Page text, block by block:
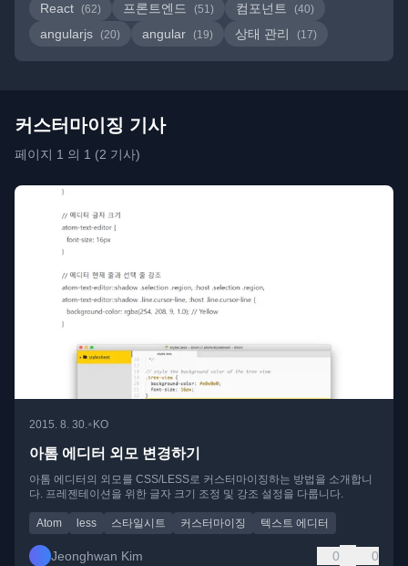
React (62) 프론트엔드 (51) 컴포넌트 (40)
angularjs (20) angular (19) 상태 관리 (17)
커스터마이징 기사
페이지 1 의 1 (2 기사)
2015. 8. 30.• KO
아톰 에디터 외모 변경하기
아톰 에디터의 외모를 CSS/LESS로 커스터마이징하는 방법을 소개합니
다. 프레젠테이션을 위한 글자 크기 조정 및 강조 설정을 다룹니다.
Atom less 스타일시트 커스터마이징 텍스트 에디터
Jeonghwan Kim 0 0